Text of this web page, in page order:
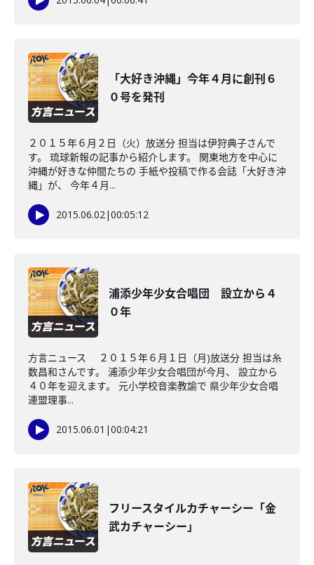
「大好き沖縄」今年４月に創刊６
０号を発刊
２０１５年６月２日（火）放送分 担当は伊狩典子さんで
す。 琉球新報の記事から紹介します。 関東地方を中心に
沖縄が好きな仲間たちの 手紙や投稿で作る会誌「大好き沖
縄」が、 今年４月...
2015.06.02|00:05:12
浦添少年少女合唱団 設立から４
０年
方言ニュース ２０１５年６月１日（月)放送分 担当は糸
数昌和さんです。 浦添少年少女合唱団が今月、 設立から
４０年を迎えます。 元小学校音楽教諭で 県少年少女合唱
連盟理事...
2015.06.01 |00:04:21
フリースタイルカチャーシー「金
武カチャーシー」